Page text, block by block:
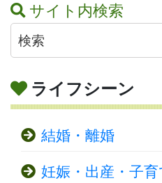
サイト内検索
ライフシーン
結婚・離婚
妊娠・出産・子育